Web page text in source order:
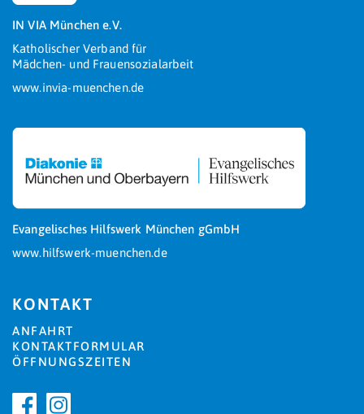
IN VIA München e.V.
Katholischer Verband für
Mädchen- und Frauensozialarbeit
www.invia-muenchen.de
Evangelisches Hilfswerk München gGmbH
www.hilfswerk-muenchen.de
KONTAKT
ANFAHRT
KONTAKTFORMULAR
ÖFFNUNGSZEITEN